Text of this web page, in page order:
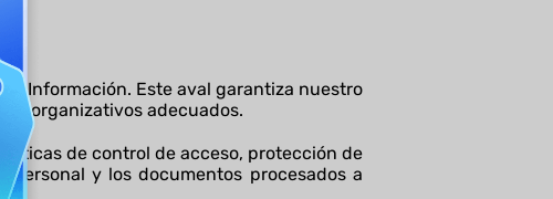
la Información. Este aval garantiza nuestro
y organizativos adecuados.
de control de acceso, protección de
y los documentos procesados a